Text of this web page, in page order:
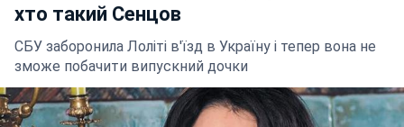
хто такий Сенцов
СБУ заборонила Лоліті в'їзд в Україну і тепер вона не
зможе побачити випускний дочки